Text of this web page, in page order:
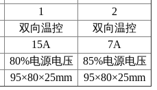
1
2
双向温控
双向温控
15A
7A
80%电源电压
85%电源电压
95×80×25mm 95×80×25mm